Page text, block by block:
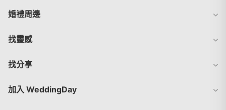
婚禮周邊
找靈感
找分享
加入 WeddingDay